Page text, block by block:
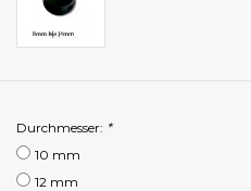
Durchmesser: *
10 mm
12 mm